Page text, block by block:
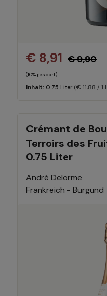
€ 8,91 € 9,90
(10% gespart)
Inhalt: 0.75 Liter (€ 11,88 / 1
Crémant de
Terroirs des
0.75 Liter
André Delorme
Frankreich - Burgund